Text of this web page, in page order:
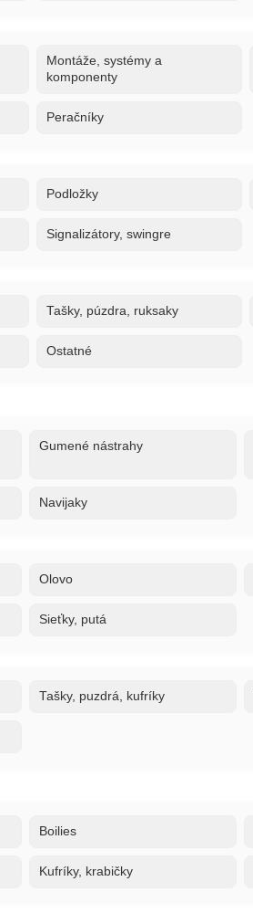
Montáže, systémy a
komponenty
Peračníky
Podložky
Signalizátory, swingre
Tašky, púzdra, ruksaky
Ostatné
Gumené nástrahy
Navijaky
Olovo
Sieťky, putá
Tašky, puzdrá, kufríky
Boilies
Kufríky, krabičky